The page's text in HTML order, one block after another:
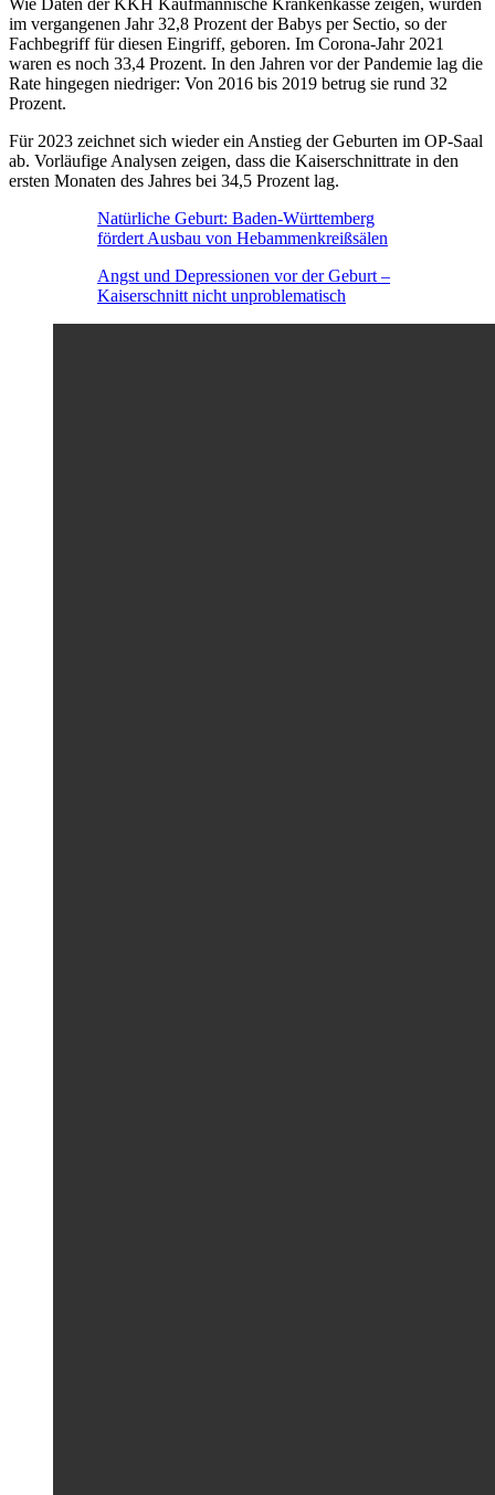
im vergangenen Jahr 32,8 Prozent der Babys per Sectio, so der
Fachbegriff für diesen Eingriff, geboren. Im Corona-Jahr 2021
waren es noch 33,4 Prozent. In den Jahren vor der Pandemie lag die
Rate hingegen niedriger: Von 2016 bis 2019 betrug sie rund 32
Prozent.
Für 2023 zeichnet sich wieder ein Anstieg der Geburten im OP-Saal
ab. Vorläufige Analysen zeigen, dass die Kaiserschnittrate in den
ersten Monaten des Jahres bei 34,5 Prozent lag.
Natürliche Geburt: Baden-Württemberg
fördert Ausbau von Hebammenkreißsälen
Angst und Depressionen vor der Geburt –
Kaiserschnitt nicht unproblematisch